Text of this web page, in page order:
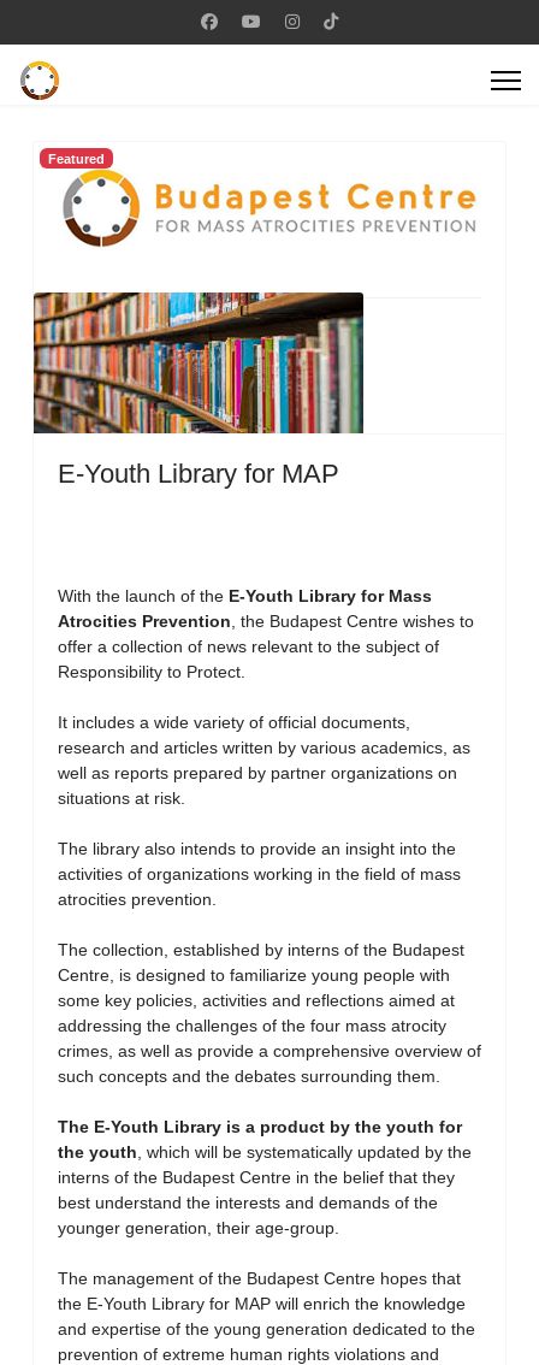
Featured
E-Youth Library for MAP
With the launch of the E-Youth Library for Mass
Atrocities Prevention , the Budapest Centre wishes to
offer a collection of news relevant to the subject of
Responsibility to Protect.
It includes a wide variety of official documents,
research and articles written by various academics, as
well as reports prepared by partner organizations on
situations at risk.
The library also intends to provide an insight into the
activities of organizations working in the field of mass
atrocities prevention.
The collection, established by interns of the Budapest
Centre, is designed to familiarize young people with
some key policies, activities and reflections aimed at
addressing the challenges of the four mass atrocity
crimes, as well as provide a comprehensive overview of
such concepts and the debates surrounding them.
The E-Youth Library is a product by the youth for
the youth , which will be systematically updated by the
interns of the Budapest Centre in the belief that they
best understand the interests and demands of the
younger generation, their age-group.
The management of the Budapest Centre hopes that
the E-Youth Library for MAP will enrich the knowledge
and expertise of the young generation dedicated to the
prevention of extreme human rights violations and